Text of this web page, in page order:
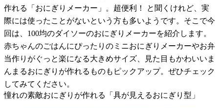
作れる「おにぎりメーカー」。超便利！ と聞くけれど、実
際には使ったことがないという方も多いようです。そこで今
回は、100均のダイソーのおにぎりメーカーを紹介します。
赤ちゃんのごはんにぴったりのミニおにぎりメーカーやお弁
当作りがぐっと楽になる大きめサイズ、見た目もかわいいま
んまるおにぎりが作れるものもピックアップ。ぜひチェック
してみてください。
憧れの素敵おにぎりが作れる「具が見えるおにぎり型」